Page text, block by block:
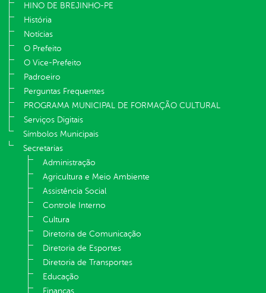
HINO DE BREJINHO-PE
História
Notícias
O Prefeito
O Vice-Prefeito
Padroeiro
Perguntas Frequentes
PROGRAMA MUNICIPAL DE FORMAÇÃO CULTURAL
Serviços Digitais
Símbolos Municipais
Secretarias
Administração
Agricultura e Meio Ambiente
Assistência Social
Controle Interno
Cultura
Diretoria de Comunicação
Diretoria de Esportes
Diretoria de Transportes
Educação
Finanças